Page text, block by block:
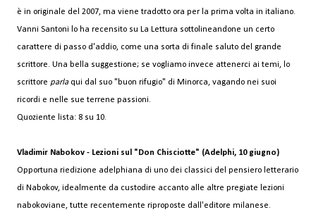
è in originale del 2007, ma viene tradotto ora per la prima volta in italiano.
Vanni Santoni lo ha recensito su La Lettura sottolineandone un certo
carattere di passo d'addio, come una sorta di finale saluto del grande
scrittore. Una bella suggestione; se vogliamo invece attenerci ai temi, lo
scrittore parla qui dal suo "buon rifugio" di Minorca, vagando nei suoi
ricordi e nelle sue terrene passioni.
Quoziente lista: 8 su 10.
Vladimir Nabokov - Lezioni sul "Don Chisciotte" (Adelphi, 10 giugno)
Opportuna riedizione adelphiana di uno dei classici del pensiero letterario
di Nabokov, idealmente da custodire accanto alle altre pregiate lezioni
nabokoviane, tutte recentemente riproposte dall'editore milanese.